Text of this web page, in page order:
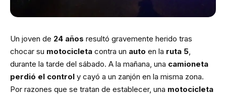
Un joven de 24 años resultó gravemente herido tras
chocar su motocicleta contra un auto en la ruta 5,
durante la tarde del sábado. A la mañana, una camioneta
perdió el control y cayó a un zanjón en la misma zona.
Por razones que se tratan de establecer, una motocicleta